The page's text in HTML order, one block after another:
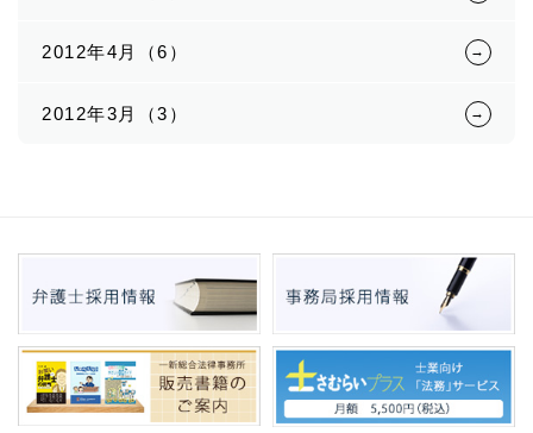
2012年4月（6）
2012年3月（3）